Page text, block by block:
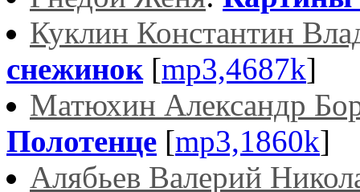
Куклин Константин
снежинок[mp3,4687k]
Матюхин Александр
Полотенце [mp3,1860k]
Алябьев Валерий